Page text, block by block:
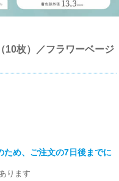
枚）／フラワーベージ
ため、ご注文の7日後までに
ります